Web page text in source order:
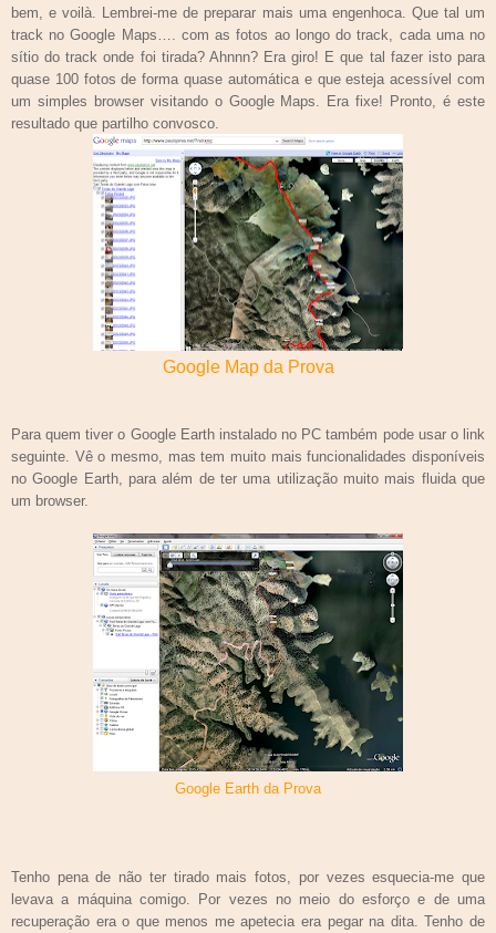
bem, e voilà. Lembrei-me de preparar mais uma engenhoca. Que tal um
track no Google Maps…. com as fotos ao longo do track, cada uma no
sítio do track onde foi tirada? Ahnnn? Era giro! E que tal fazer isto para
quase 100 fotos de forma quase automática e que esteja acessível com
um simples browser visitando o Google Maps. Era fixe! Pronto, é este
resultado que partilho convosco.
Google Map da Prova
Para quem tiver o Google Earth instalado no PC também pode usar o link
seguinte. Vê o mesmo, mas tem muito mais funcionalidades disponíveis
no Google Earth, para além de ter uma utilização muito mais fluida que
um browser.
Google Earth da Prova
Tenho pena de não ter tirado mais fotos, por vezes esquecia-me que
levava a máquina comigo. Por vezes no meio do esforço e de uma
recuperação era o que menos me apetecia era pegar na dita. Tenho de